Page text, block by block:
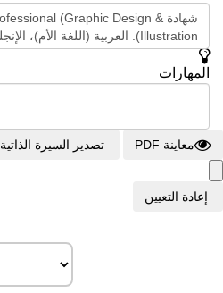
المهارات
معاينة PDF تصدير السيرة الذاتية
إعادة التعيين